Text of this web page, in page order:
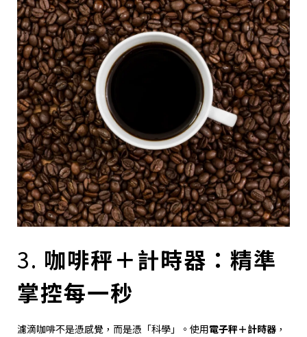
3. 咖啡秤＋計時器：精準
掌控每一秒
濾滴咖啡不是憑感覺，而是憑「科學」。使用電子秤＋計時器 ，